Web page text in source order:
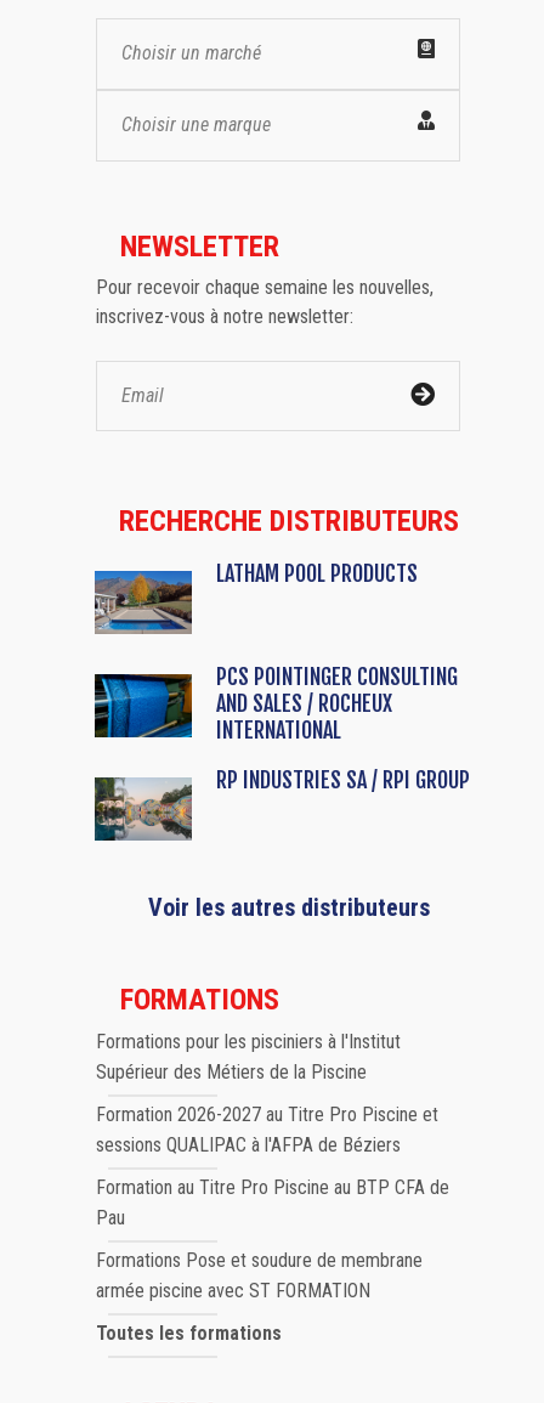
Choisir un marché
Choisir une marque
NEWSLETTER
Pour recevoir chaque semaine les nouvelles,
inscrivez-vous à notre newsletter:
RECHERCHE DISTRIBUTEURS
LATHAM POOL PRODUCTS
PCS POINTINGER CONSULTING
AND SALES / ROCHEUX
INTERNATIONAL
RP INDUSTRIES SA / RPI GROUP
Voir les autres distributeurs
FORMATIONS
Formations pour les pisciniers à l'Institut
Supérieur des Métiers de la Piscine
Formation 2026-2027 au Titre Pro Piscine et
sessions QUALIPAC à l'AFPA de Béziers
Formation au Titre Pro Piscine au BTP CFA de
Pau
Formations Pose et soudure de membrane
armée piscine avec ST FORMATION
Toutes les formations